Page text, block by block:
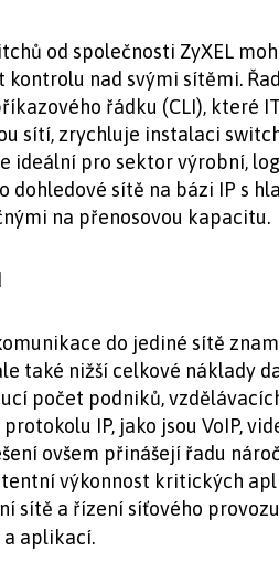
od společnosti ZyXEL
nad svými sítěmi.
řádku (CLI), které
sítí, zrychluje instalaci
ideální pro sektor výrobní,
dohledové sítě na bázi IP s
na přenosovou kapacitu.
do jediné sítě
také nižší celkové náklady
počet podniků,
IP, jako jsou VoIP,
ovšem přinášejí řadu
výkonnost kritických
sítě a řízení síťového
a aplikací.